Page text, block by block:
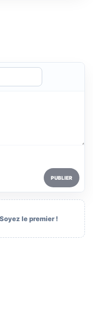
PUBLIER
le premier !